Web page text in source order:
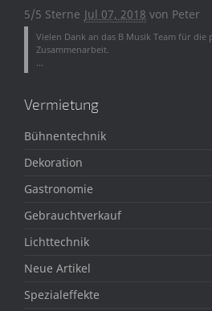
5/5 Sterne Jul 07, 2018 von Peter
Vielen Dank an das B Musik Team für die
Zusammenarbeit.
Vermietung
Bühnentechnik
Dekoration
Gastronomie
Gebrauchtverkauf
Lichttechnik
Neue Artikel
Spezialeffekte